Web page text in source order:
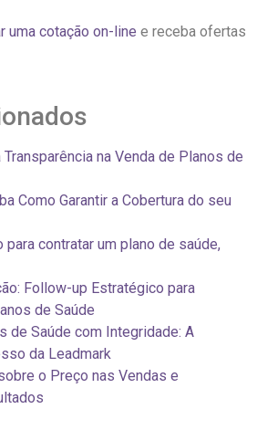
uma cotação on-line e receba ofertas
na Venda de Planos de
Como Garantir a Cobertura do seu
contratar um plano de saúde,
Follow-up Estratégico para
de Saúde
de Saúde com Integridade: A
da Leadmark
o Preço nas Vendas e